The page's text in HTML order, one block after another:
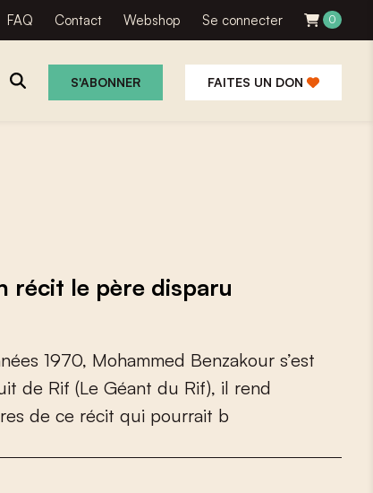
FAQ Contact Webshop Se connecter 0
S'ABONNER FAITES UN DON
récit le père disparu
nées 1970, Mohammed Benzakour s’est
it de Rif (Le Géant du Rif), il rend
res de ce récit qui pourrait b